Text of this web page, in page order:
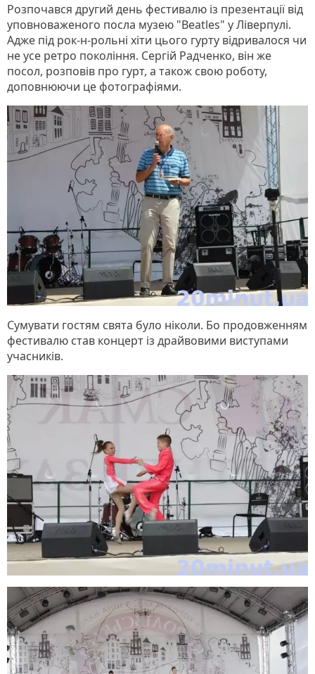
Розпочався другий день фестивалю із презентації від
уповноваженого посла музею "Beatles" у Ліверпулі.
Адже під рок-н-рольні хіти цього гурту відривалося чи
не усе ретро покоління. Сергій Радченко, він же
посол, розповів про гурт, а також свою роботу,
доповнюючи це фотографіями.
Сумувати гостям свята було ніколи. Бо продовженням
фестивалю став концерт із драйвовими виступами
учасників.